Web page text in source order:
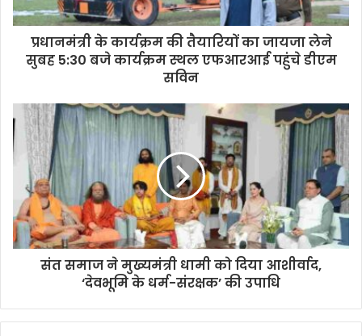
प्रधानमंत्री के कार्यक्रम की तैयारियों का जायजा लेने
सुबह 5:30 बजे कार्यक्रम स्थल एफआरआई पहुंचे डीएम
सविन
संत समाज ने मुख्यमंत्री धामी को दिया आशीर्वाद,
‘देवभूमि के धर्म-संरक्षक’ की उपाधि